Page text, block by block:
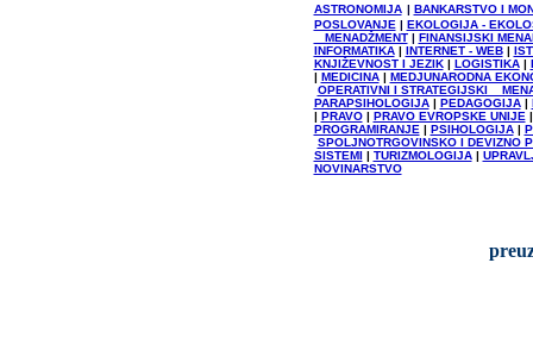
ASTRONOMIJA | BANKARSTVO I
POSLOVANJE | EKOLOGIJA -
MENADŽMENT | FINANSIJSKI
INFORMATIKA| INTERNET - WEB|
KNJIŽEVNOST I JEZIK| LOGISTIKA|
| MEDICINA| MEDJUNARODNA
OPERATIVNI I STRATEGIJSKI
PARAPSIHOLOGIJA| PEDAGOGIJA|
| PRAVO| PRAVO EVROPSKE UNIJE
PROGRAMIRANJE | PSIHOLOGIJA|
SPOLJNOTRGOVINSKO I DEVIZNO
SISTEMI| TURIZMOLOGIJA|
NOVINARSTVO